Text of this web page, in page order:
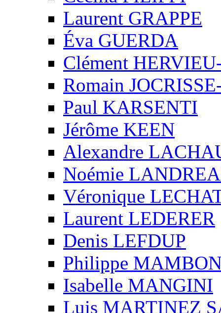
Laurent GRAPPE
Éva GUERDA
Clément
Romain
Paul KARSENTI
Jérôme KEEN
Alexandre
Noémie
Véronique
Laurent LEDERER
Denis LEFDUP
Philippe
Isabelle MANGINI
Luis MARTINEZ